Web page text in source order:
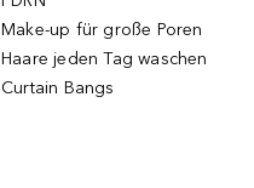
Make-up für große Poren
Haare jeden Tag waschen
Curtain Bangs